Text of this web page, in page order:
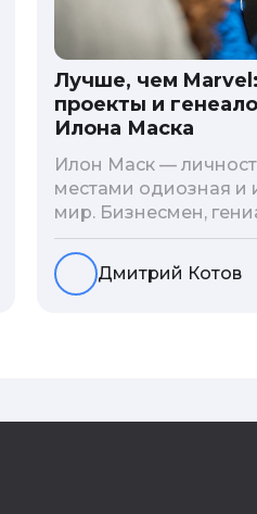
Лучше, чем
проекты и
Илона Маска
Илон Маск —
местами одиозная и
мир. Бизнесмен,
изобретатель и
прообраз экранного
человека —
поделиться с
Дмитрий Котов